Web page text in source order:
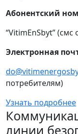
Абонентский
“VitimEnSbyt”
Электронная
потребителям)
Узнать подробнее
линии